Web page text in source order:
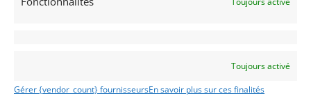
Toujours activé
Gérer {vendor_count} fournisseursEn savoir plus sur ces finalités
rare avec la particularité des toutes premières productions,